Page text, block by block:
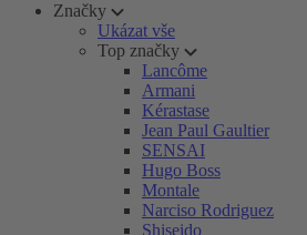
Značky
Ukázat vše
Top značky
Lancôme
Armani
Kérastase
Jean Paul Gaultier
SENSAI
Hugo Boss
Montale
Narciso Rodriguez
Shiseido